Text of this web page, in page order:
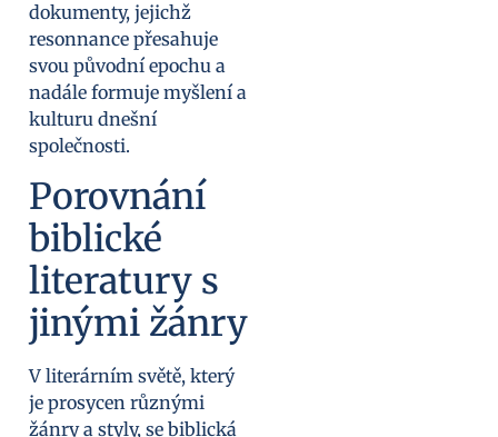
dokumenty, jejichž
resonnance přesahuje
svou původní epochu a
nadále formuje myšlení a
kulturu dnešní
společnosti.
Porovnání
biblické
literatury s
jinými žánry
V literárním světě, který
je prosycen různými
žánry a styly, se biblická